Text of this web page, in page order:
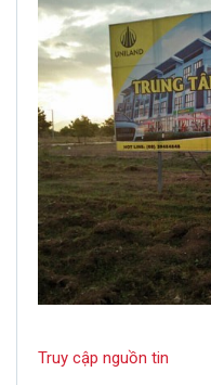
Truy cập nguồn tin